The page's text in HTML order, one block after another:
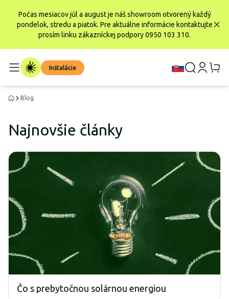
Počas mesiacov júl a august je náš showroom otvorený každý
pondelok, stredu a piatok. Pre aktuálne informácie kontaktujte
prosím linku zákazníckej podpory 0950 103 310.
Inštalácie
Blog
Najnovšie články
Čo s prebytočnou solárnou energiou